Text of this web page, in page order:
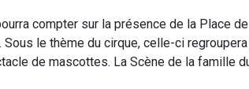
compter sur la présence de la Place
le thème du cirque, celle-ci
de mascottes. La Scène de la famille